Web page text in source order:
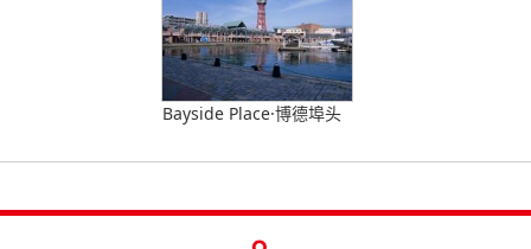
Bayside Place·博德埠头